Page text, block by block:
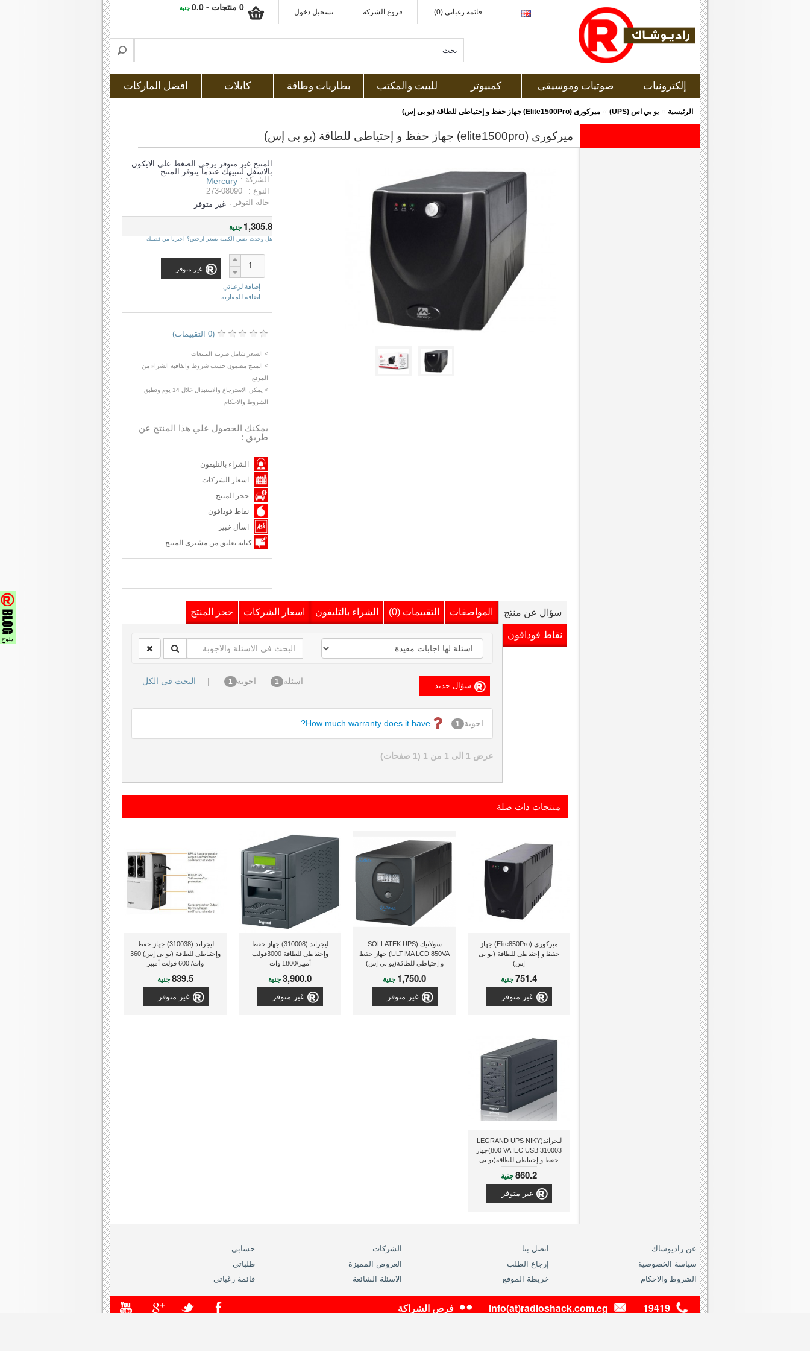
قائمة رغباتي (0) فروع الشركة تسجيل دخول 0 منتجات - 0.0 جنية
إلكترونيات صوتيات وموسيقى كمبيوتر للبيت والمكتب بطاريات وطاقة كابلات افضل الماركات
الرئيسية يو بي اس (UPS) ميركورى (Elite1500Pro) جهاز حفظ و إحتياطى للطاقة (يو بى إس)
ميركورى (elite1500pro) جهاز حفظ و إحتياطى للطاقة (يو بى إس)
المنتج غير متوفر يرجي الضغط على الايكون
بالاسفل لتنبيهك عندما يتوفر المنتج
الشركة : Mercury
النوع :
273-08090
حالة التوفر : غير متوفر
1,305.8 جنية
هل وجدت نفس الكمية بسعر ارخص؟ اخبرنا من فضلك
غير متوفر
إضافة لرغباتي
اضافة للمقارنة
(0 التقييمات)
> السعر شامل ضريبة المبيعات
> المنتج مضمون حسب شروط واتفاقية الشراء من
الموقع
> يمكن الاسترجاع والاستبدال خلال 14 يوم وتطبق
الشروط والاحكام
يمكنك الحصول علي هذا المنتج عن
طريق :
الشراء بالتليفون
اسعار الشركات
حجز المنتج
نقاط فودافون
اسأل خبير
كتابة تعليق من مشترى المنتج
سؤال عن منتج المواصفات التقييمات (0) الشراء بالتليفون اسعار الشركات حجز المنتج
نقاط فودافون
اسئلة 1 اجوبة 1
| البحث فى الكل
How much warranty does it have? اجوبة 1
عرض 1 الى 1 من 1 (1 صفحات)
منتجات ذات صلة
ميركورى (Elite850Pro) جهاز
حفظ و إحتياطى للطاقة (يو بى
إس)
751.4جنية
غير متوفر
سولاتيك (SOLLATEK UPS
ULTIMA LCD 850VA) جهاز حفط
و إحتياطى للطاقة(يو بى إس)
1,750.0 جنية
غير متوفر
ليجراند (310008) جهاز حفظ
وإحتياطى للطاقة 3000فولت
أمبير/1800 وات
3,900.0جنية
غير متوفر
ليجراند (310038) جهاز حفظ
وإحتياطى للطاقة (يو بى إس) 360
وات/ 600 فولت أمبير
839.5جنية
غير متوفر
ليجراند(LEGRAND UPS NIKY
800 VA IEC USB 310003)جهاز
حفط و إحتياطى للطاقة(يو بى
إس)
860.2جنية
غير متوفر
عن راديوشاك
سياسة الخصوصية
الشروط والاحكام
اتصل بنا
إرجاع الطلب
خريطة الموقع
الشركات
العروض المميزة
الاسئلة الشائعة
حسابي
طلباتي
قائمة رغباتي
19419
info(at)radioshack.com.eg فرص الشراكة